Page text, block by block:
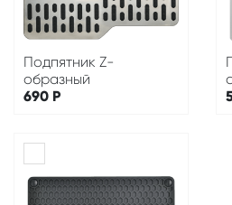
Подпятник Z-
образный
690 Р